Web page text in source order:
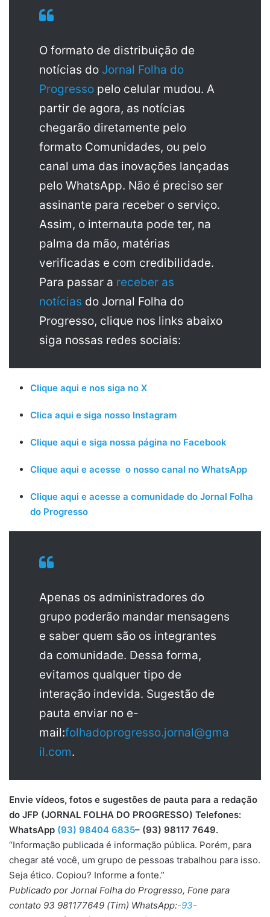
O formato de distribuição de
notícias do Jornal Folha do
Progresso pelo celular mudou. A
partir de agora, as notícias
chegarão diretamente pelo
formato Comunidades, ou pelo
canal uma das inovações lançadas
pelo WhatsApp. Não é preciso ser
assinante para receber o serviço.
Assim, o internauta pode ter, na
palma da mão, matérias
verificadas e com credibilidade.
Para passar a receber as
notícias do Jornal Folha do
Progresso, clique nos links abaixo
siga nossas redes sociais:
Clique aqui e nos siga no X
Clica aqui e siga nosso Instagram
Clique aqui e siga nossa página no Facebook
Clique aqui e acesse o nosso canal no WhatsApp
Clique aqui e acesse a comunidade do Jornal Folha
do Progresso
Apenas os administradores do
grupo poderão mandar mensagens
e saber quem são os integrantes
da comunidade. Dessa forma,
evitamos qualquer tipo de
interação indevida. Sugestão de
pauta enviar no e-
mail:folhadoprogresso.jornal@gma
il.com.
Envie vídeos, fotos e sugestões de pauta para a redação
do JFP (JORNAL FOLHA DO PROGRESSO) Telefones:
WhatsApp (93) 98404 6835– (93) 98117 7649.
“Informação publicada é informação pública. Porém, para
chegar até você, um grupo de pessoas trabalhou para isso.
Seja ético. Copiou? Informe a fonte.”
Publicado por Jornal Folha do Progresso, Fone para
contato 93 981177649 (Tim) WhatsApp:-93-